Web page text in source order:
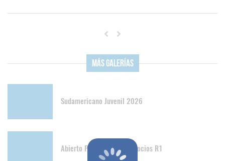
Más Galerías
Sudamericano Juvenil 2026
Abierto Papudo Senior y Socios R1